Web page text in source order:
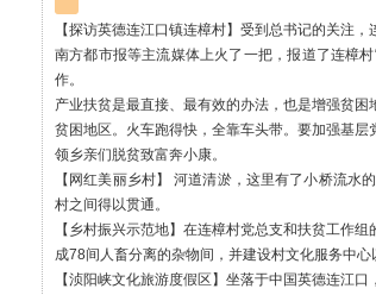
【探访英德连江口镇连樟村】受到总书记的关注
南方都市报等主流媒体上火了一把，报道了连樟
作。
产业扶贫是最直接、最有效的办法，也是增强贫
贫困地区。火车跑得快，全靠车头带。要加强基
领乡亲们脱贫致富奔小康。
【网红美丽乡村】 河道清淤，这里有了小桥流
村之间得以贯通。
【乡村振兴示范地】在连樟村党总支和扶贫工作
成78间人畜分离的杂物间，并建设村文化服务中
【浈阳峡文化旅游度假区】坐落于中国英德连江